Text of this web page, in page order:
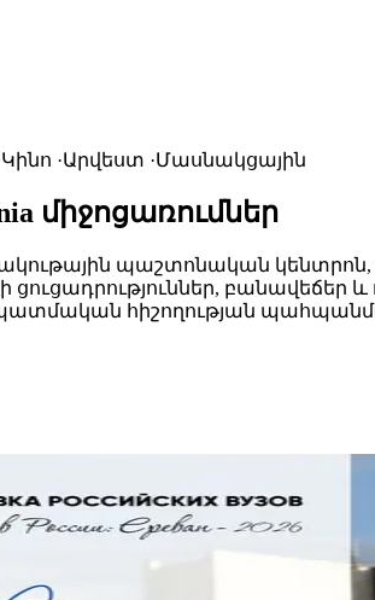
·Արվեստ ·Մասնակցային
միջոցառումներ
պաշտոնական կենտրոն,
ցուցադրություններ,
պատմական հիշողության